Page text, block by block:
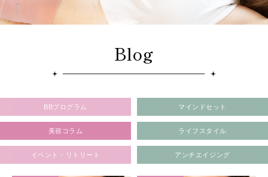
Blog
BBプログラム マインドセット
美容コラム ライフスタイル
イベント・リトリート アンチエイジング